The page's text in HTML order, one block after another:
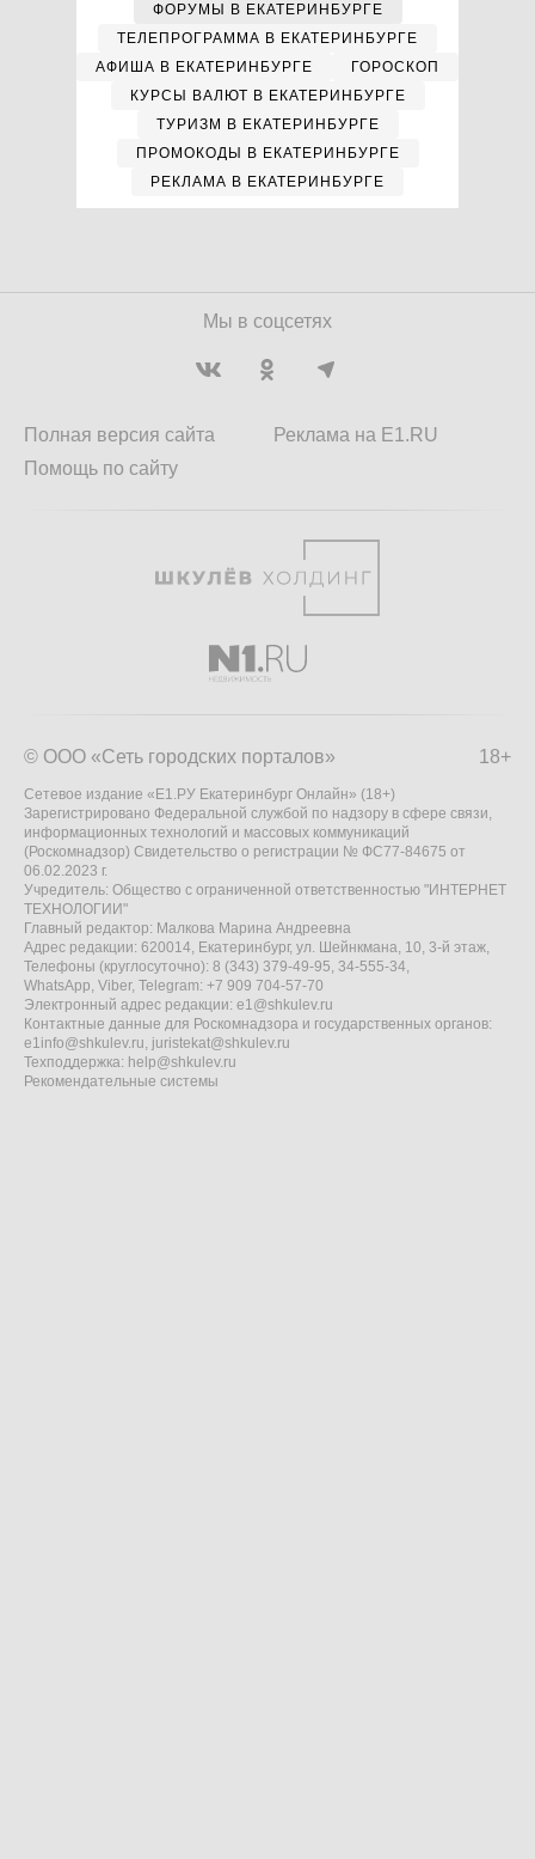
ФОРУМЫ В ЕКАТЕРИНБУРГЕ
ТЕЛЕПРОГРАММА В ЕКАТЕРИНБУРГЕ
АФИША В ЕКАТЕРИНБУРГЕ
ГОРОСКОП
КУРСЫ ВАЛЮТ В ЕКАТЕРИНБУРГЕ
ТУРИЗМ В ЕКАТЕРИНБУРГЕ
ПРОМОКОДЫ В ЕКАТЕРИНБУРГЕ
РЕКЛАМА В ЕКАТЕРИНБУРГЕ
Мы в соцсетях
Полная версия сайта
Помощь по сайту
Реклама на E1.RU
18+
© ООО «Сеть городских порталов»
Сетевое издание «Е1.РУ Екатеринбург Онлайн» (18+)
Зарегистрировано Федеральной службой по надзору в сфере связи,
информационных технологий и массовых коммуникаций
(Роскомнадзор) Свидетельство о регистрации № ФС77-84675 от
06.02.2023 г.
Учредитель: Общество с ограниченной ответственностью "ИНТЕРНЕТ
ТЕХНОЛОГИИ"
Главный редактор: Малкова Марина Андреевна
Адрес редакции: 620014, Екатеринбург, ул. Шейнкмана, 10, 3-й этаж,
Телефоны (круглосуточно): 8 (343) 379-49-95, 34-555-34,
WhatsApp, Viber, Telegram: +7 909 704-57-70
Электронный адрес редакции: e1@shkulev.ru
Контактные данные для Роскомнадзора и государственных органов:
e1info@shkulev.ru, juristekat@shkulev.ru
Техподдержка: help@shkulev.ru
Рекомендательные системы